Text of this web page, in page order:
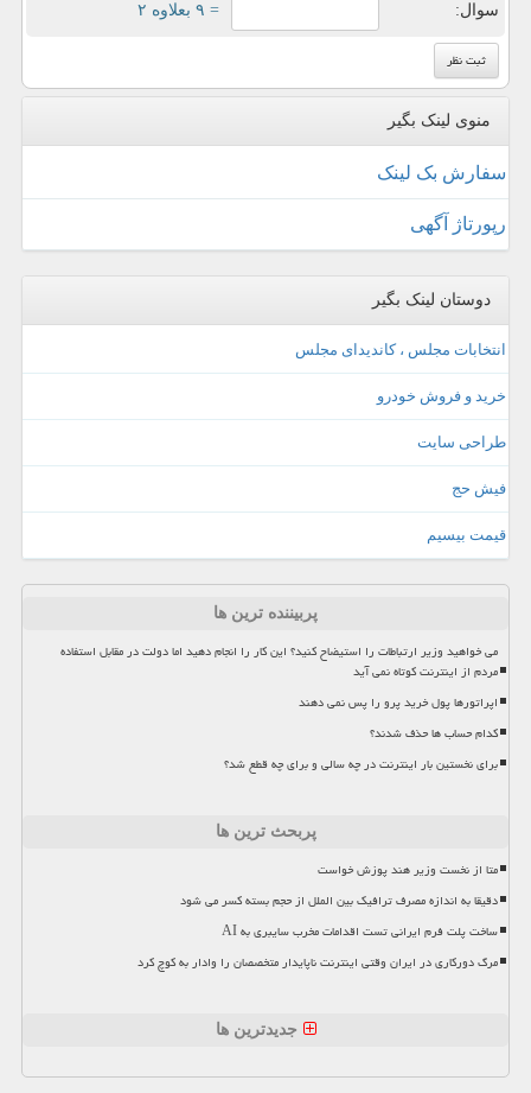
سوال: = ۹ بعلاوه ۲
منوی لینک بگیر
سفارش بک لینک
رپورتاژ آگهی
دوستان لینک بگیر
انتخابات مجلس ، کاندیدای مجلس
خرید و فروش خودرو
طراحی سایت
فیش حج
قیمت بیسیم
پربیننده ترین ها
می خواهید وزیر ارتباطات را استیضاح کنید؟ این کار را انجام دهید اما دولت در مقابل استفاده
مردم از اینترنت کوتاه نمی آید
اپراتورها پول خرید پرو را پس نمی دهند
کدام حساب ها حذف شدند؟
برای نخستین بار اینترنت در چه سالی و برای چه قطع شد؟
پربحث ترین ها
متا از نخست وزیر هند پوزش خواست
دقیقا به اندازه مصرف ترافیک بین الملل از حجم بسته کسر می شود
ساخت پلت فرم ایرانی تست اقدامات مخرب سایبری به AI
مرگ دورکاری در ایران وقتی اینترنت ناپایدار متخصصان را وادار به کوچ کرد
جدیدترین ها